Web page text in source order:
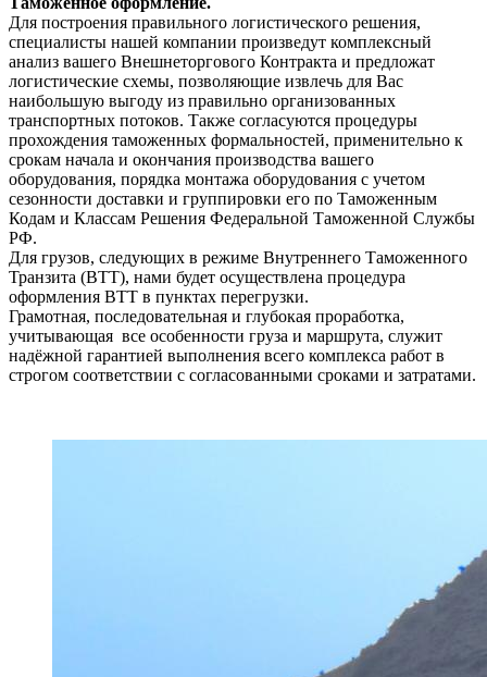
Для построения правильного логистического решения,
специалисты нашей компании произведут комплексный
анализ вашего Внешнеторгового Контракта и предложат
логистические схемы, позволяющие извлечь для Вас
наибольшую выгоду из правильно организованных
транспортных потоков. Также согласуются процедуры
прохождения таможенных формальностей, применительно к
срокам начала и окончания производства вашего
оборудования, порядка монтажа оборудования с учетом
сезонности доставки и группировки его по Таможенным
Кодам и Классам Решения Федеральной Таможенной Службы
РФ.
Для грузов, следующих в режиме Внутреннего Таможенного
Транзита (ВТТ), нами будет осуществлена процедура
оформления ВТТ в пунктах перегрузки.
Грамотная, последовательная и глубокая проработка,
учитывающая все особенности груза и маршрута, служит
надёжной гарантией выполнения всего комплекса работ в
строгом соответствии с согласованными сроками и затратами.